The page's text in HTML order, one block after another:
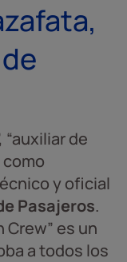
“auxiliar de
como
y oficial
Pasajeros.
Crew” es un
a todos los